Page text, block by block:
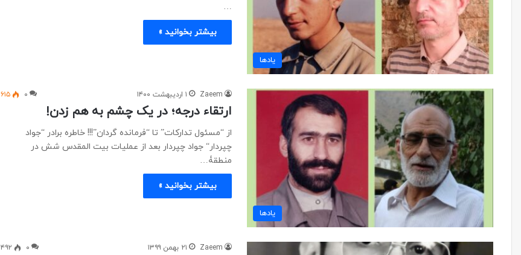
یادها
…
بیشتر بخوانید »
یادها
Zaeem ۱ اردیبهشت ۱۴۰۰ ۰ ۶۱۵
ارتقاء درجه؛ در یک چشم به هم زدن!
از “مسئول تدارکات” تا “فرمانده گردان”!!! خاطره برادر “جواد
چپردار“ جواد چپردار بعد از عملیات بیت المقدس شش در
منطقۀ…
بیشتر بخوانید »
Zaeem ۲۱ بهمن ۱۳۹۹ ۰ ۴۹۲